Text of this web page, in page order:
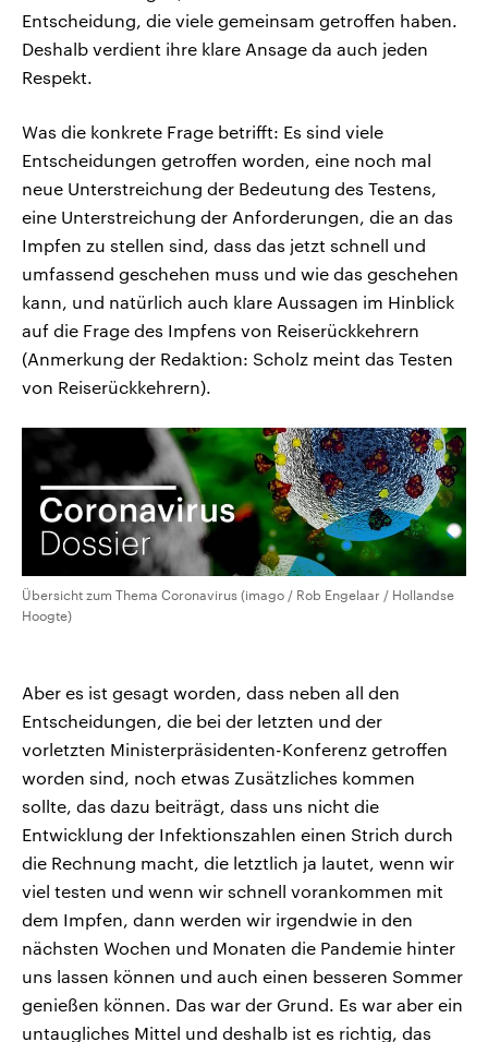
Entscheidung, die viele gemeinsam getroffen haben.
Deshalb verdient ihre klare Ansage da auch jeden
Respekt.
Was die konkrete Frage betrifft: Es sind viele
Entscheidungen getroffen worden, eine noch mal
neue Unterstreichung der Bedeutung des Testens,
eine Unterstreichung der Anforderungen, die an das
Impfen zu stellen sind, dass das jetzt schnell und
umfassend geschehen muss und wie das geschehen
kann, und natürlich auch klare Aussagen im Hinblick
auf die Frage des Impfens von Reiserückkehrern
(Anmerkung der Redaktion: Scholz meint das Testen
von Reiserückkehrern).
Übersicht zum Thema Coronavirus (imago / Rob Engelaar / Hollandse
Hoogte)
Aber es ist gesagt worden, dass neben all den
Entscheidungen, die bei der letzten und der
vorletzten Ministerpräsidenten-Konferenz getroffen
worden sind, noch etwas Zusätzliches kommen
sollte, das dazu beiträgt, dass uns nicht die
Entwicklung der Infektionszahlen einen Strich durch
die Rechnung macht, die letztlich ja lautet, wenn wir
viel testen und wenn wir schnell vorankommen mit
dem Impfen, dann werden wir irgendwie in den
nächsten Wochen und Monaten die Pandemie hinter
uns lassen können und auch einen besseren Sommer
genießen können. Das war der Grund. Es war aber ein
untaugliches Mittel und deshalb ist es richtig, das